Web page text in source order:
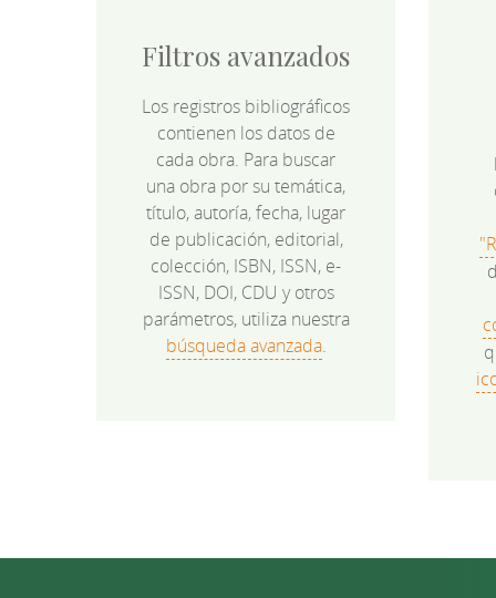
Filtros avanzados
Los registros bibliográficos
contienen los datos de
cada obra. Para buscar
una obra por su temática,
título, autoría, fecha, lugar
de publicación, editorial,
colección, ISBN, ISSN, e-
ISSN, DOI, CDU y otros
parámetros, utiliza nuestra
búsqueda avanzada.